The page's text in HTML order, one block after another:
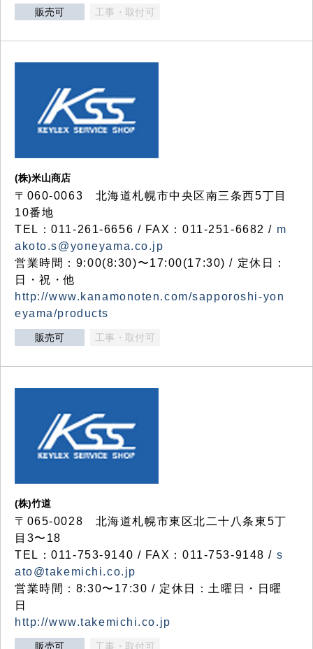
販売可 工事・取付可
(株)米山商店
〒060-0063 北海道札幌市中央区南三条西5丁目
10番地
TEL：011-261-6656 / FAX：011-251-6682 / m
akoto.s@yoneyama.co.jp
営業時間：9:00(8:30)〜17:00(17:30) / 定休日：
日・祝・他
http://www.kanamonoten.com/sapporoshi-yon
eyama/products
販売可 工事・取付可
(株)竹道
〒065-0028 北海道札幌市東区北二十八条東5丁
目3〜18
TEL：011-753-9140 / FAX：011-753-9148 / s
ato@takemichi.co.jp
営業時間：8:30〜17:30 / 定休日：土曜日・日曜
日
http://www.takemichi.co.jp
販売可 工事・取付可